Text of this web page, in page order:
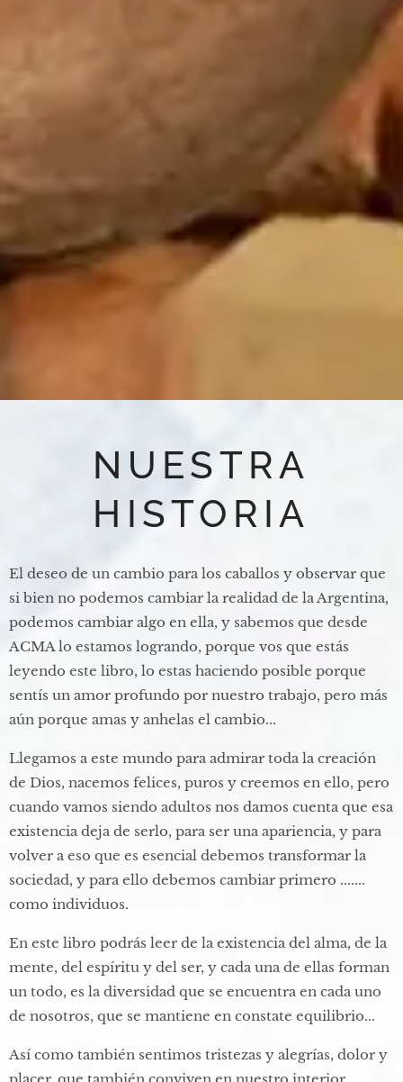
NUESTRA
HISTORIA
El deseo de un cambio para los caballos y observar que
si bien no podemos cambiar la realidad de la Argentina,
podemos cambiar algo en ella, y sabemos que desde
ACMA lo estamos logrando, porque vos que estás
leyendo este libro, lo estas haciendo posible porque
sentís un amor profundo por nuestro trabajo, pero más
aún porque amas y anhelas el cambio...
Llegamos a este mundo para admirar toda la creación
de Dios, nacemos felices, puros y creemos en ello, pero
cuando vamos siendo adultos nos damos cuenta que esa
existencia deja de serlo, para ser una apariencia, y para
volver a eso que es esencial debemos transformar la
sociedad, y para ello debemos cambiar primero .......
como individuos.​
En este libro podrás leer de la existencia del alma, de la
mente, del espíritu y del ser, y cada una de ellas forman
un todo, es la diversidad que se encuentra en cada uno
de nosotros, que se mantiene en constate equilibrio... ​
Así como también sentimos tristezas y alegrías, dolor y